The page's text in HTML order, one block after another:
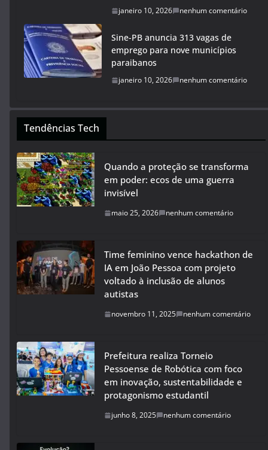
janeiro 10, 2026 nenhum comentário
Sine-PB anuncia 313 vagas de
emprego para nove municípios
paraibanos
janeiro 10, 2026 nenhum comentário
Tendências Tech
Quando a proteção se transforma
em poder: ecos de uma guerra
invisível
maio 25, 2026 nenhum comentário
Time feminino vence hackathon de
IA em João Pessoa com projeto
voltado à inclusão de alunos
autistas
novembro 11, 2025 nenhum comentário
Prefeitura realiza Torneio
Pessoense de Robótica com foco
em inovação, sustentabilidade e
protagonismo estudantil
junho 8, 2025 nenhum comentário